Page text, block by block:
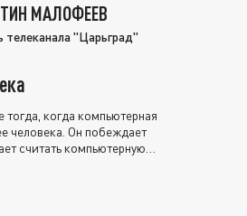
МАЛОФЕЕВ
телеканала "Царьград"
когда компьютерная
человека. Он побеждает
считать компьютерную